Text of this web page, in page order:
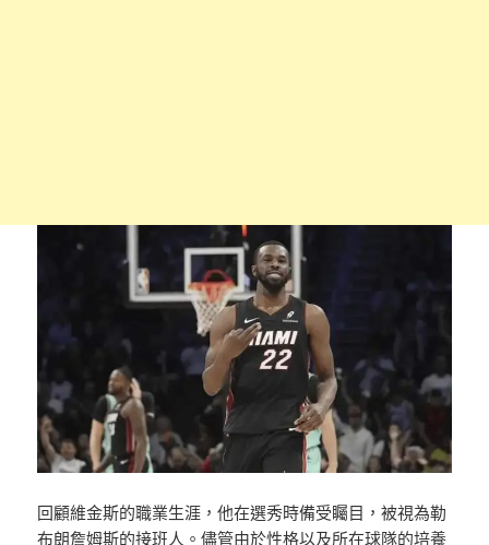
回顧維金斯的職業生涯，他在選秀時備受矚目，被視為勒
布朗詹姆斯的接班人。儘管由於性格以及所在球隊的培養